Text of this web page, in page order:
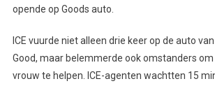
opende op Goods auto.
ICE vuurde niet alleen drie keer op de auto
Good, maar belemmerde ook omstanders
vrouw te helpen. ICE-agenten wachtten 15